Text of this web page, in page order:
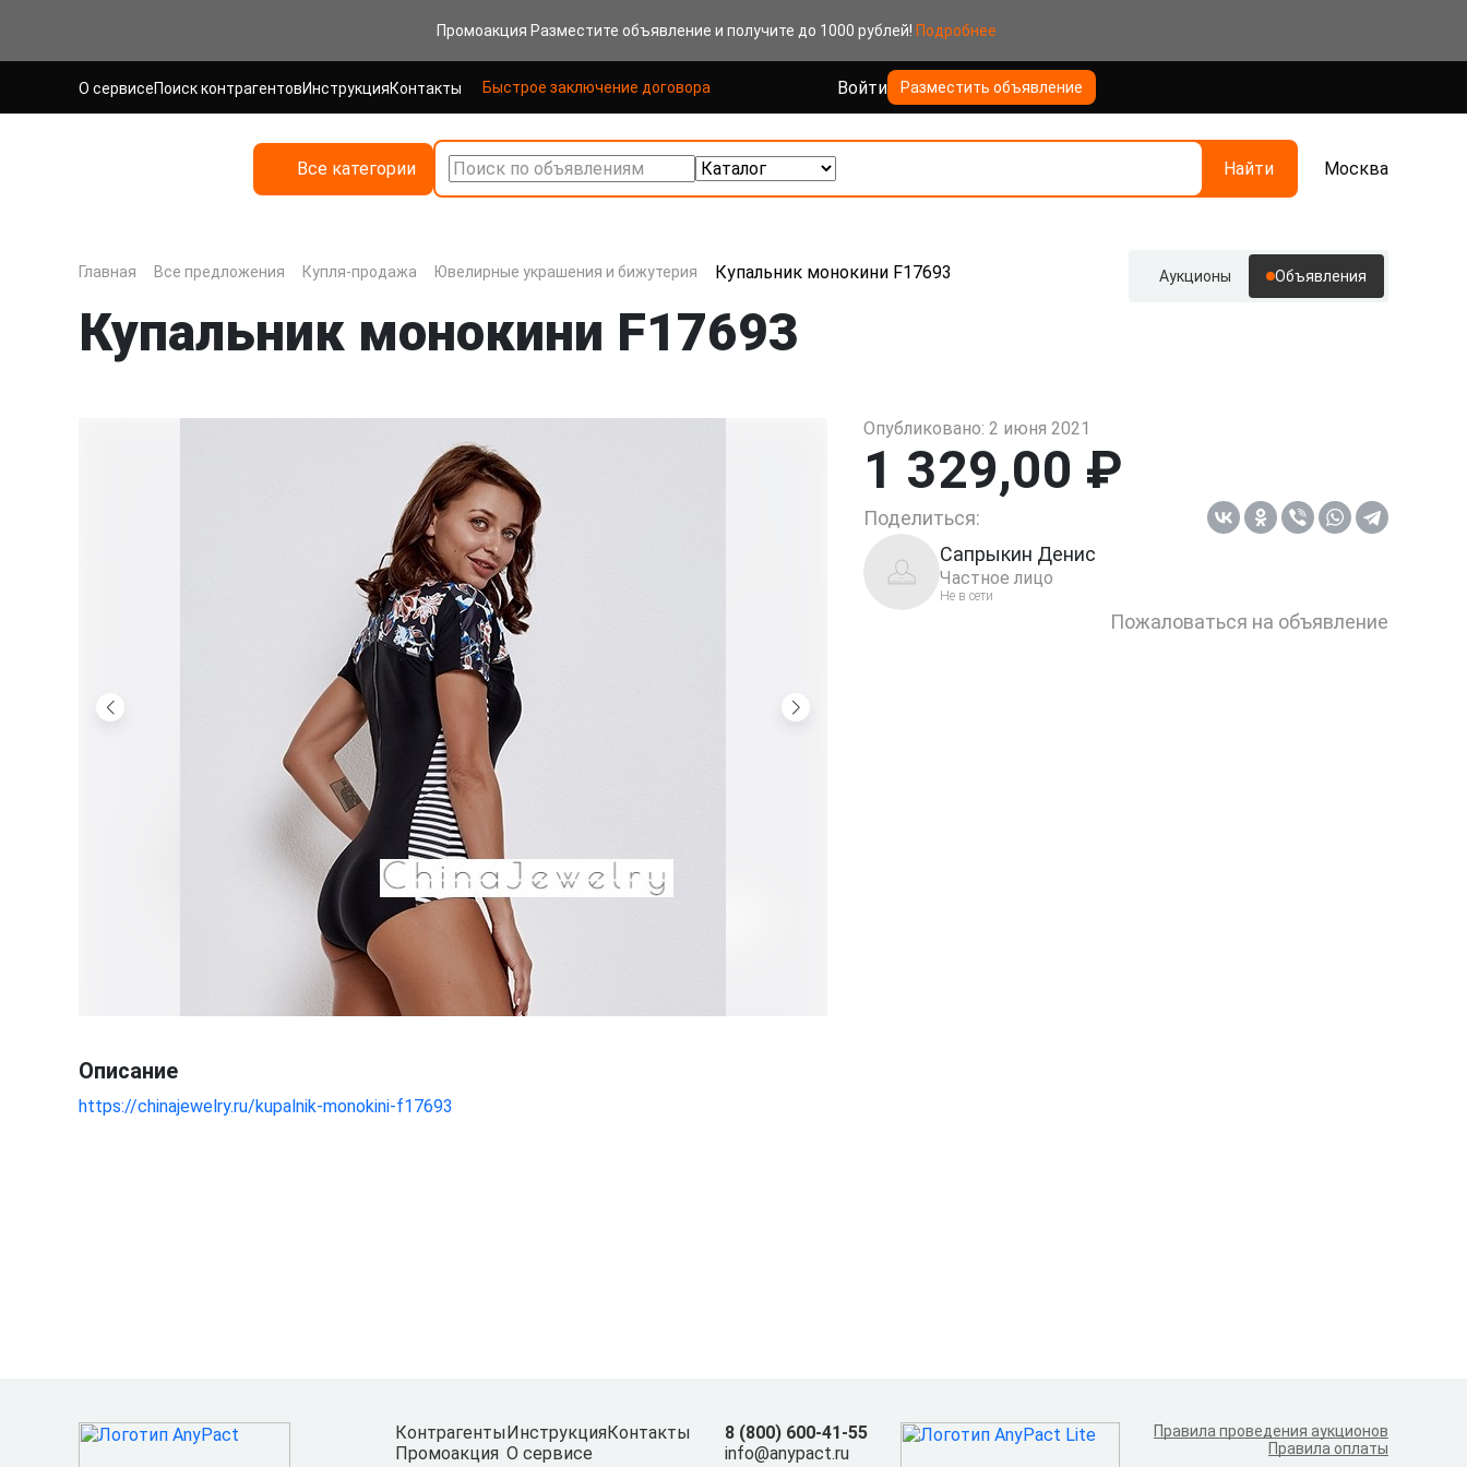
Промоакция Разместите объявление и получите до 1000 рублей! Подробнее
О сервисеПоиск контрагентовИнструкцияКонтакты Быстрое заключение договора Войти Разместить объявление
Все категории Поиск по объявлениям Найти Москва
Главная Все предложения Купля-продажа Ювелирные украшения и бижутерия Купальник монокини F17693 Аукционы Объявления
Купальник монокини F17693
Опубликовано: 2 июня 2021
1 329,00 ₽
Поделиться:
Сапрыкин Денис
Частное лицо
Не в сети
Пожаловаться на объявление
Описание
https://chinajewelry.ru/kupalnik-monokini-f17693
Контрагенты
Промоакция
Инструкция
О сервисе
Контакты
8 (800) 600-41-55
info@anypact.ru
Правила проведения аукционов
Правила оплаты